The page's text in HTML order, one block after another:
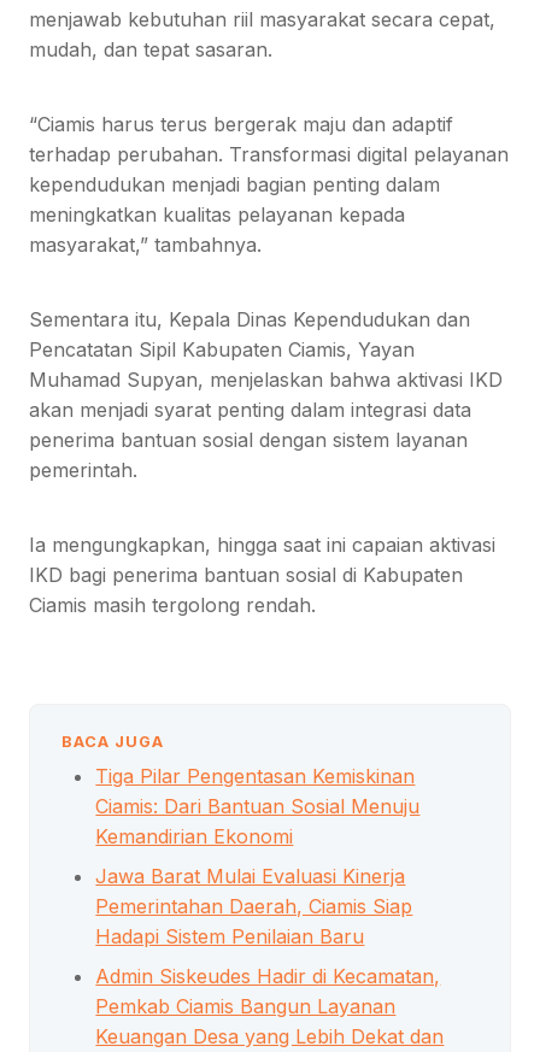
menjawab kebutuhan riil masyarakat secara cepat,
mudah, dan tepat sasaran.
“Ciamis harus terus bergerak maju dan adaptif
terhadap perubahan. Transformasi digital pelayanan
kependudukan menjadi bagian penting dalam
meningkatkan kualitas pelayanan kepada
masyarakat,” tambahnya.
Sementara itu, Kepala Dinas Kependudukan dan
Pencatatan Sipil Kabupaten Ciamis, Yayan
Muhamad Supyan, menjelaskan bahwa aktivasi IKD
akan menjadi syarat penting dalam integrasi data
penerima bantuan sosial dengan sistem layanan
pemerintah.
Ia mengungkapkan, hingga saat ini capaian aktivasi
IKD bagi penerima bantuan sosial di Kabupaten
Ciamis masih tergolong rendah.
BACA JUGA
Tiga Pilar Pengentasan Kemiskinan
Ciamis: Dari Bantuan Sosial Menuju
Kemandirian Ekonomi
Jawa Barat Mulai Evaluasi Kinerja
Pemerintahan Daerah, Ciamis Siap
Hadapi Sistem Penilaian Baru
Admin Siskeudes Hadir di Kecamatan,
Pemkab Ciamis Bangun Layanan
Keuangan Desa yang Lebih Dekat dan